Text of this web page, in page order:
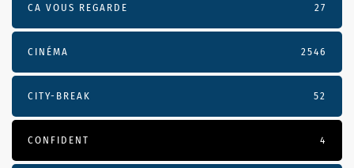
CA VOUS REGARDE 27
CINÉMA 2546
CITY-BREAK 52
CONFIDENT 4